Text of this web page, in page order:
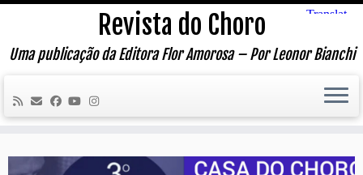
Skip
content
Revista do Choro
Uma publicação da Editora Flor Amorosa – Por Leonor Bianchi